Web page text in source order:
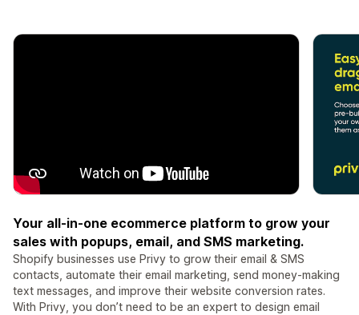
Your all-in-one ecommerce platform to grow your
sales with popups, email, and SMS marketing.
Shopify businesses use Privy to grow their email & SMS
contacts, automate their email marketing, send money-making
text messages, and improve their website conversion rates.
With Privy, you don’t need to be an expert to design email